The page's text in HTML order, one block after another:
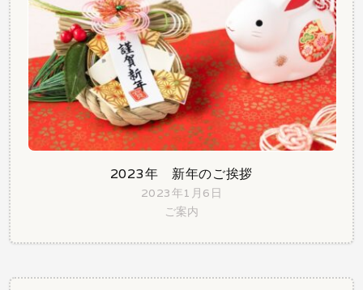
2023年 新年のご挨拶
2023年1月6日
ご案内